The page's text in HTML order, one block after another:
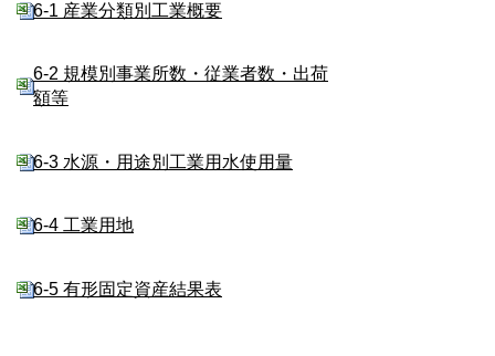
6-1 産業分類別工業概要
6-2 規模別事業所数・従業者数・出荷
額等
6-3 水源・用途別工業用水使用量
6-4 工業用地
6-5 有形固定資産結果表